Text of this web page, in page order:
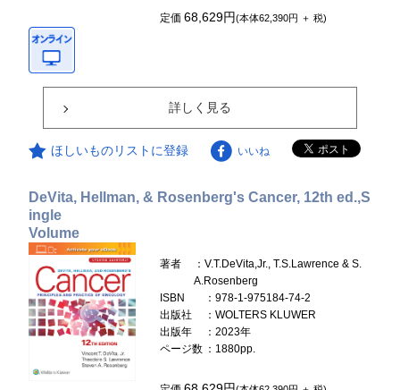
定価68,629円(本体62,390円 ＋ 税)
詳しく見る
ほしいものリストに登録 いいね
DeVita, Hellman, & Rosenberg's Cancer, 12th ed.,S
ingle
Volume
著者
：V.T.DeVita,Jr., T.S.Lawrence & S.
A.Rosenberg
ISBN
：978-1-975184-74-2
出版社
：WOLTERS KLUWER
出版年
：2023年
ページ数 ：1880pp.